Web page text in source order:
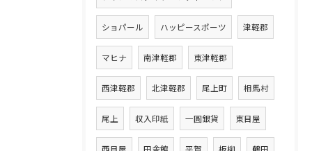
ショパール ハッピースポーツ 津軽郡
マヒナ 南津軽郡 東津軽郡
西津軽郡 北津軽郡 尾上町 相馬村
尾上 収入印紙 一圓銀貨 東目屋
西目屋 田舎館 平賀 板柳 鶴田